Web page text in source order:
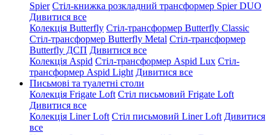
Spier Стіл-книжка розкладний трансформер Spier DUO
Дивитися все
Колекція Butterfly Стіл-трансформер Butterfly Classic
Стіл-трансформер Butterfly Metal Стіл-трансформер
Butterfly ДСП Дивитися все
Колекція Aspid Стіл-трансформер Aspid Lux Стіл-
трансформер Aspid Light Дивитися все
Письмові та туалетні столи
Колекція Frigate Loft Стіл письмовий Frigate Loft
Дивитися все
Колекція Liner Loft Стіл письмовий Liner Loft Дивитися
все